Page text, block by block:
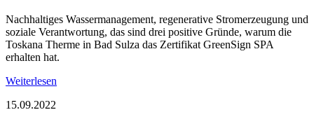
Nachhaltiges Wassermanagement, regenerative Stromerzeugung und
soziale Verantwortung, das sind drei positive Gründe, warum die
Toskana Therme in Bad Sulza das Zertifikat GreenSign SPA
erhalten hat.
Weiterlesen
15.09.2022